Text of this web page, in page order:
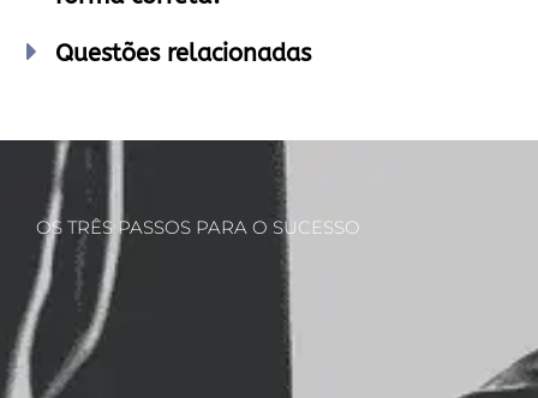
Questões relacionadas
OS TRÊS PASSOS PARA O SUCESSO